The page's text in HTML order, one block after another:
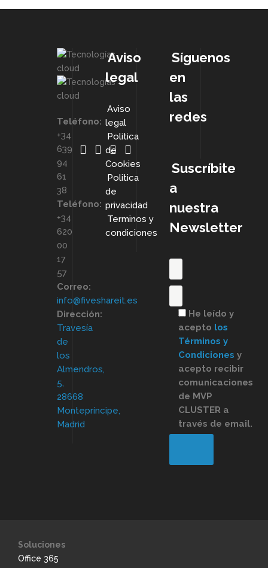
Teléfono:
+34
639
94
61
38
Teléfono:
+34
620
00
17
57
Correo:
info@fiveshareit.es
Dirección:
Travesía
de
los
Almendros,
5,
28668
Montepríncipe,
Madrid
Aviso
legal
Aviso
legal
Politica
de
Cookies
Politica
de
privacidad
Terminos y
condiciones
Síguenos
en
las
redes
Suscríbite
a
nuestra
Newsletter
He leído y
acepto los
Términos y
Condiciones y
acepto recibir
comunicaciones
de MVP
CLUSTER a
través de email.
Soluciones
Office 365